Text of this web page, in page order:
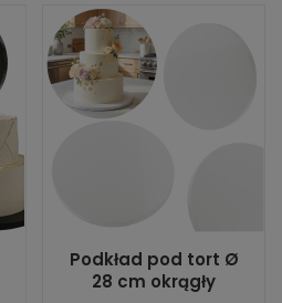
Podkład pod tort Ø
28 cm okrągły